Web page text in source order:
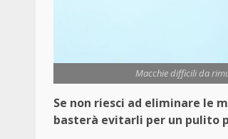
Macchie difficili da
Se non riesci ad eliminare le
basterà evitarli per un pulito